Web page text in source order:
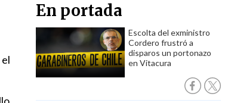
En portada
Escolta del exministro
Cordero frustró a
disparos un portonazo
en Vitacura